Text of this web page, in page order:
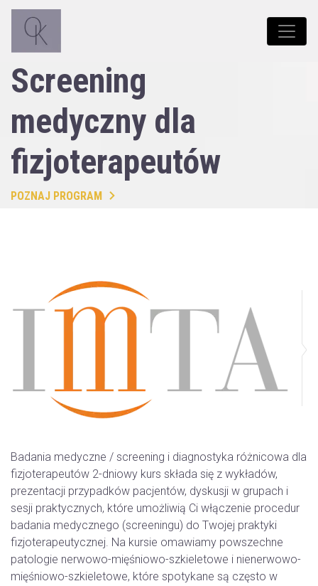
Screening
medyczny dla
fizjoterapeutów
POZNAJ PROGRAM
Badania medyczne / screening i diagnostyka różnicowa dla
fizjoterapeutów 2-dniowy kurs składa się z wykładów,
prezentacji przypadków pacjentów, dyskusji w grupach i
sesji praktycznych, które umożliwią Ci włączenie procedur
badania medycznego (screeningu) do Twojej praktyki
fizjoterapeutycznej. Na kursie omawiamy powszechne
patologie nerwowo-mięśniowo-szkieletowe i nienerwowo-
mięśniowo-szkieletowe, które spotykane są często w